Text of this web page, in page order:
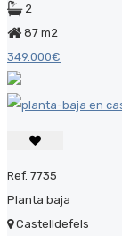
2
87 m2
349.000€
Ref. 7735
Planta baja
Castelldefels